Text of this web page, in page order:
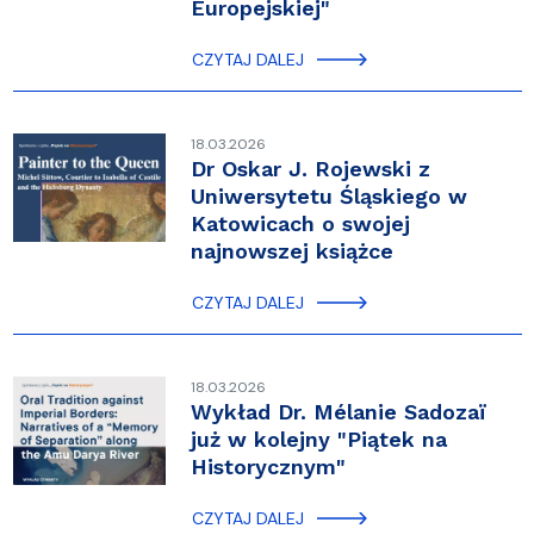
Europejskiej"
CZYTAJ DALEJ
18.03.2026
Dr Oskar J. Rojewski z
Uniwersytetu Śląskiego w
Katowicach o swojej
najnowszej książce
CZYTAJ DALEJ
18.03.2026
Wykład Dr. Mélanie Sadozaï
już w kolejny "Piątek na
Historycznym"
CZYTAJ DALEJ